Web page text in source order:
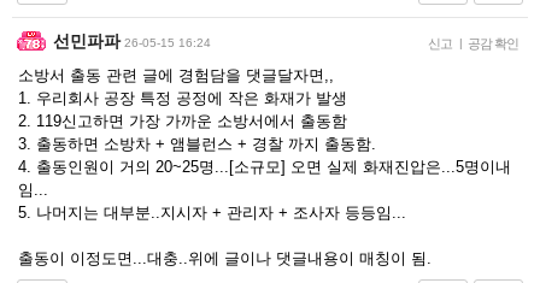
선민파파 26-05-15 16:24 신고 | 공감 확인
소방서 출동 관련 글에 경험담을 댓글달자면,,
1. 우리회사 공장 특정 공정에 작은 화재가 발생
2. 119신고하면 가장 가까운 소방서에서 출동함
3. 출동하면 소방차 + 앰블런스 + 경찰 까지 출동함.
4. 출동인원이 거의 20~25명...[소규모] 오면 실제 화재진압은...5명이내
임...
5. 나머지는 대부분..지시자 + 관리자 + 조사자 등등임...
출동이 이정도면...대충..위에 글이나 댓글내용이 매칭이 됨.